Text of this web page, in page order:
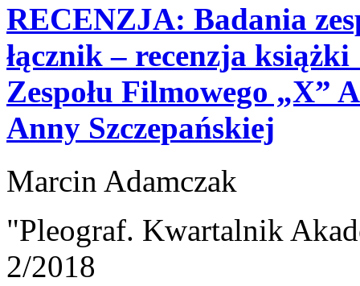
RECENZJA: Badania
łącznik – recenzja
Zespołu Filmowego „X”
Anny Szczepańskiej
Marcin Adamczak
"Pleograf. Kwartalnik
2/2018